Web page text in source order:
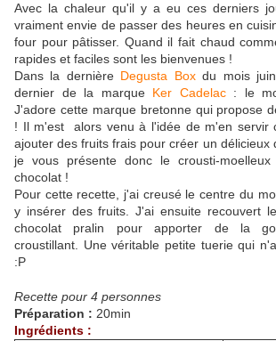
Avec la chaleur qu'il y a eu ces derniers
vraiment envie de passer des heures en
four pour pâtisser. Quand il fait chaud
rapides et faciles sont les bienvenues !
Dans la dernière Degusta Boxdu mois
dernier de la marque Ker Cadelac: le
J'adore cette marque bretonne qui propose
! Il m'est alors venu à l'idée de m'en servir
ajouter des fruits frais pour créer un délicieux
je vous présente donc le crousti-
chocolat !
Pour cette recette, j'ai creusé le centre du
y insérer des fruits. J'ai ensuite recouvert
chocolat pralin pour apporter de la
croustillant. Une véritable petite tuerie qui
:P
Recette pour 4 personnes
Préparation : 20min
Ingrédients :